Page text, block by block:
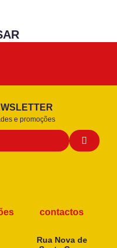
e promoções
contactos
Rua Nova de